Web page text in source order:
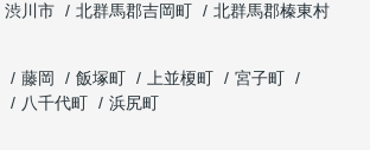
渋川市 北群馬郡吉岡町
北群馬郡榛東村
藤岡 飯塚町 上並榎町
宮子町
八千代町
浜尻町